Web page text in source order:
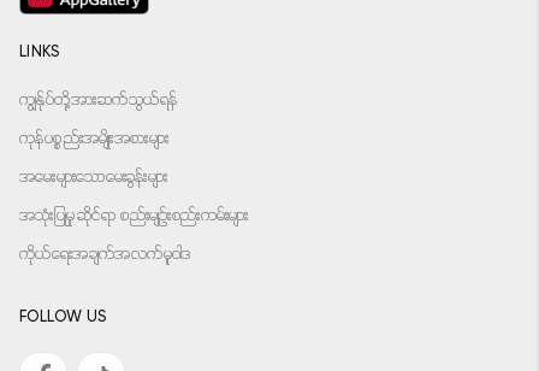
LINKS
ကျွန်ုပ်တို့အားဆက်သွယ်ရန်
ကုန်ပစ္စည်းအမျိုးအစားများ
အမေးများသောမေးခွန်းများ
အသုံးပြုမှုဆိုင်ရာ စည်းမျဉ်းစည်းကမ်းများ
ကိုယ်ရေးအချက်အလက်မူဝါဒ
FOLLOW US